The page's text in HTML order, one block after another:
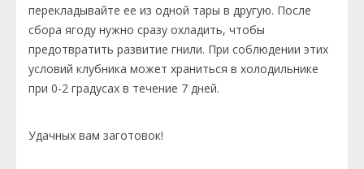
перекладывайте ее из одной тары в другую. После
сбора ягоду нужно сразу охладить, чтобы
предотвратить развитие гнили. При соблюдении этих
условий клубника может храниться в холодильнике
при 0-2 градусах в течение 7 дней.
Удачных вам заготовок!